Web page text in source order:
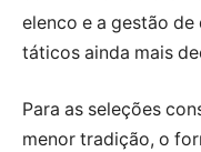
elenco e a gestão
táticos ainda mais
Para as seleções
menor tradição, o